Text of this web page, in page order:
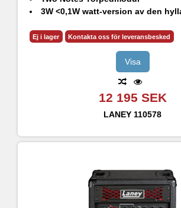
3W <0,1W watt-version av den hyllade
Handcrafted in UK
Ej i lager Kontakta oss för leveransbesked
Visa
12 195 SEK
LANEY 110578